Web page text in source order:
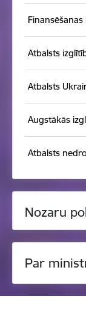
Atbalsts
Atbalsts
Augstākās
Atbalsts
Nozaru
Par